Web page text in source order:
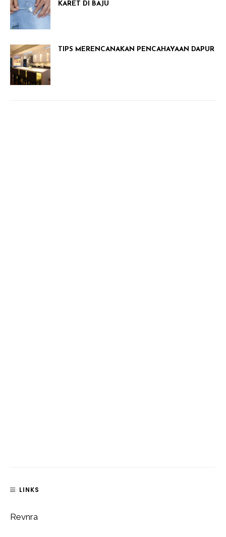
KARET DI BAJU
TIPS MERENCANAKAN PENCAHAYAAN DAPUR
LINKS
Revnra